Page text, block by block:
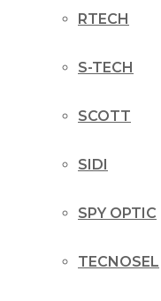
RTECH
S-TECH
SCOTT
SIDI
SPY OPTIC
TECNOSEL